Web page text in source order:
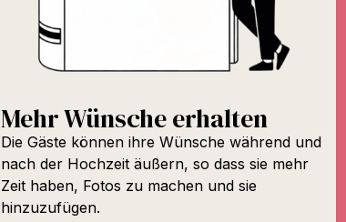
Mehr Wünsche erhalten
Die Gäste können ihre Wünsche während und
nach der Hochzeit äußern, so dass sie mehr
Zeit haben, Fotos zu machen und sie
hinzuzufügen.